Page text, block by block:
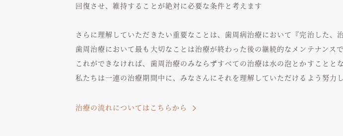
回復させ、維持することが絶対に必要な条件と考えます
さらに理解していただきたい重要なことは、歯周病治療において『完治した、
歯周治療において最も大切なことは治療が終わった後の継続的なメンテナンスで
これができなければ、歯周治療のみならずすべての治療は水の泡とかすこととな
私たちは一連の治療期間中に、みなさんにそれを理解していただけるよう努力し
治療の流れについてはこちらから